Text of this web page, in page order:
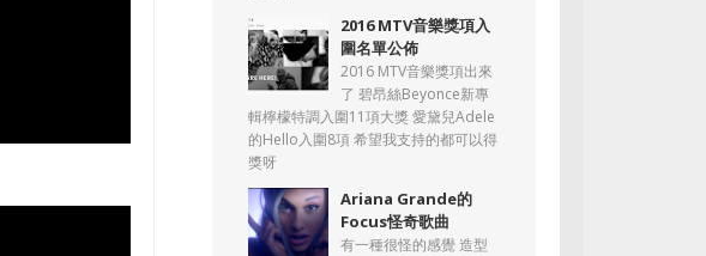
2016 MTV音樂獎項入
圍名單公佈
2016 MTV音樂獎項出來
了 碧昂絲Beyonce新專
輯檸檬特調入圍11項大獎 愛黛兒Adele
的Hello入圍8項 希望我支持的都可以得
獎呀
Ariana Grande的
Focus怪奇歌曲
有一種很怪的感覺 造型